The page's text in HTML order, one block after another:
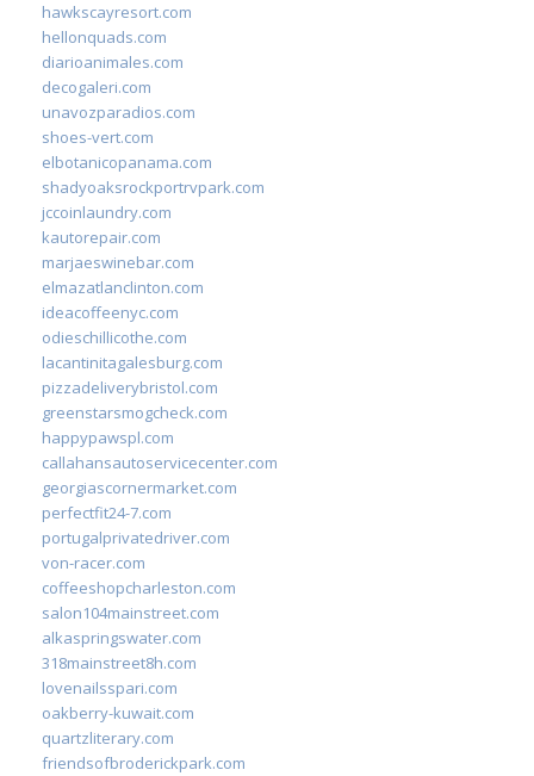
hawkscayresort.com
hellonquads.com
diarioanimales.com
decogaleri.com
unavozparadios.com
shoes-vert.com
elbotanicopanama.com
shadyoaksrockportrvpark.com
jccoinlaundry.com
kautorepair.com
marjaeswinebar.com
elmazatlanclinton.com
ideacoffeenyc.com
odieschillicothe.com
lacantinitagalesburg.com
pizzadeliverybristol.com
greenstarsmogcheck.com
happypawspl.com
callahansautoservicecenter.com
georgiascornermarket.com
perfectfit24-7.com
portugalprivatedriver.com
von-racer.com
coffeeshopcharleston.com
salon104mainstreet.com
alkaspringswater.com
318mainstreet8h.com
lovenailsspari.com
oakberry-kuwait.com
quartzliterary.com
friendsofbroderickpark.com